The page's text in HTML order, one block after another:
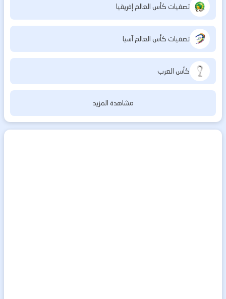
تصفيات كأس العالم إفريقيا
تصفيات كأس العالم آسيا
كأس العرب
مشاهدة المزيد